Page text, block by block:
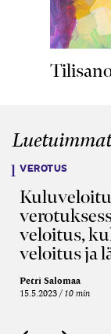
VEROTUS
veloitus,
veloitus ja
Petri Salomaa
15.5.2023 10 min